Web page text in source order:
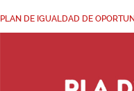
PLAN DE IGUALDAD DE